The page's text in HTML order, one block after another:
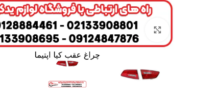
برای بزرگنمایی کلیک کنید